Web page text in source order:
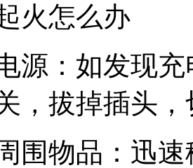
怎么办
：如发现充
，拔掉插头
物品：迅速